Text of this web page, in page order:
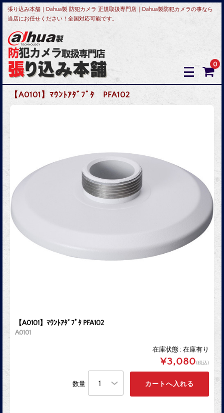
張り込み本舗｜Dahua製 防犯カメラ 正規取扱専門店｜Dahua製防犯カメラの事なら
当店にお任せください！全国対応可能です。
0
【A0101】ﾏｳﾝﾄｱﾀﾞﾌﾟﾀ PFA102
【A0101】ﾏｳﾝﾄｱﾀﾞﾌﾟﾀ PFA102
A0101
在庫状態 : 在庫有り
¥3,080(税込)
数量